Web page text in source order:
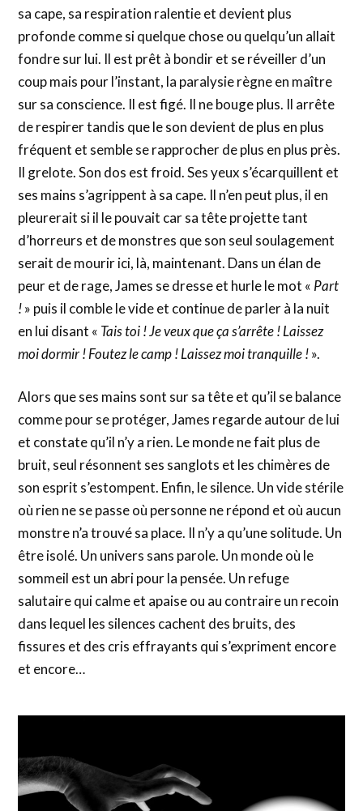
sa cape, sa respiration ralentie et devient plus
profonde comme si quelque chose ou quelqu’un allait
fondre sur lui. Il est prêt à bondir et se réveiller d’un
coup mais pour l’instant, la paralysie règne en maître
sur sa conscience. Il est figé. Il ne bouge plus. Il arrête
de respirer tandis que le son devient de plus en plus
fréquent et semble se rapprocher de plus en plus près.
Il grelote. Son dos est froid. Ses yeux s’écarquillent et
ses mains s’agrippent à sa cape. Il n’en peut plus, il en
pleurerait si il le pouvait car sa tête projette tant
d’horreurs et de monstres que son seul soulagement
serait de mourir ici, là, maintenant. Dans un élan de
peur et de rage, James se dresse et hurle le mot « Part
!» puis il comble le vide et continue de parler à la nuit
en lui disant « Tais toi ! Je veux que ça s’arrête ! Laissez
moi dormir ! Foutez le camp ! Laissez moi tranquille !».
Alors que ses mains sont sur sa tête et qu’il se balance
comme pour se protéger, James regarde autour de lui
et constate qu’il n’y a rien. Le monde ne fait plus de
bruit, seul résonnent ses sanglots et les chimères de
son esprit s’estompent. Enfin, le silence. Un vide stérile
où rien ne se passe où personne ne répond et où aucun
monstre n’a trouvé sa place. Il n’y a qu’une solitude. Un
être isolé. Un univers sans parole. Un monde où le
sommeil est un abri pour la pensée. Un refuge
salutaire qui calme et apaise ou au contraire un recoin
dans lequel les silences cachent des bruits, des
fissures et des cris effrayants qui s’expriment encore
et encore…